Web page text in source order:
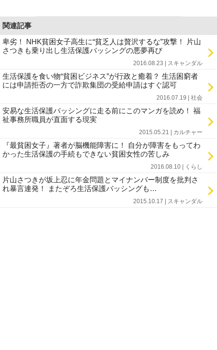
関連記事
卑劣！ NHK貧困女子高生に“貧乏人は贅沢するな”攻撃！ 片山
さつきも乗り出し生活保護バッシングの悪夢再び
2016.08.23 | スキャンダル
生活保護を食い物“貧困ビジネス”が行政と癒着？ 生活困窮者
には申請拒否の一方で詐欺集団の受給申請はすぐ認可
2016.07.19 | 社会
安易な生活保護バッシングに走る前にこのマンガを読め！ 福
祉事務所職員が直面する現実
2015.05.21 | カルチャー
『最貧困女子』著者が脳機能障害に！ 自分が障害をもってわ
かった生活保護の手続もできない貧困女性の苦しみ
2016.08.10 | くらし
片山さつきが坂上忍に年金問題とマイナンバー制度を批判さ
れ暴言連発！ またぞろ生活保護バッシングも…
2015.10.17 | スキャンダル